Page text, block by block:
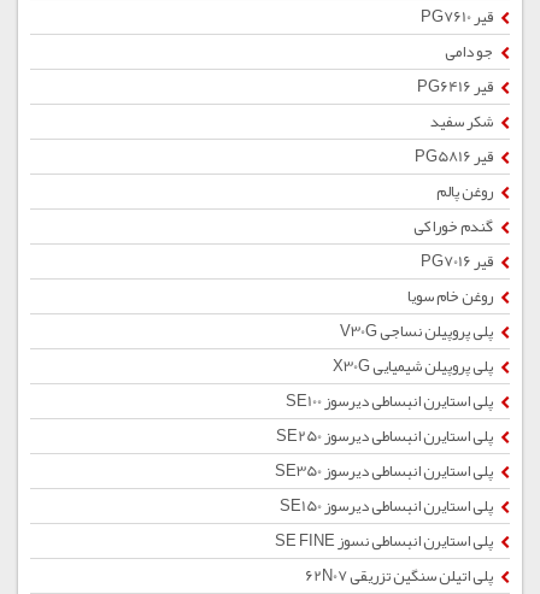
قیر PG7610
جو دامی
قیر PG6416
شکر سفید
قیر PG5816
روغن پالم
گندم خوراکی
قیر PG7016
روغن خام سویا
پلی پروپیلن نساجی V30G
پلی پروپیلن شیمیایی X30G
پلی استایرن انبساطی دیرسوز SE100
پلی استایرن انبساطی دیرسوز SE250
پلی استایرن انبساطی دیرسوز SE350
پلی استایرن انبساطی دیرسوز SE150
پلی استایرن انبساطی نسوز SE FINE
پلی اتیلن سنگین تزریقی 62N07